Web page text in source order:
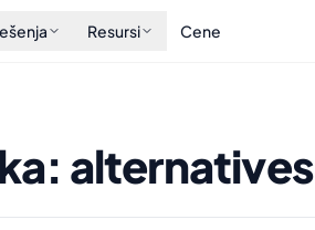
Resursi Cene
alternatives